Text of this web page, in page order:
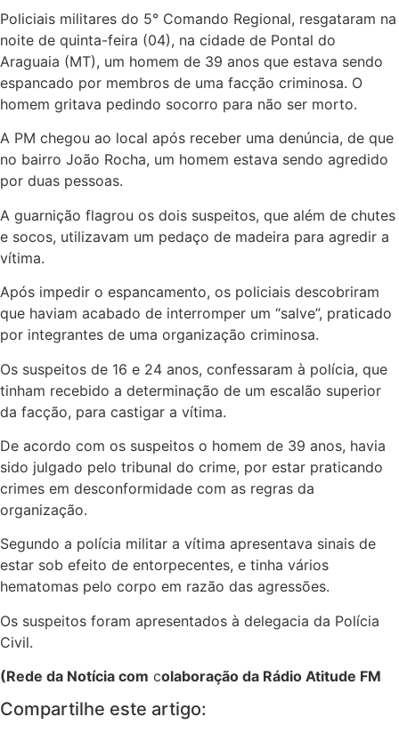
Policiais militares do 5° Comando Regional, resgataram na
noite de quinta-feira (04), na cidade de Pontal do
Araguaia (MT), um homem de 39 anos que estava sendo
espancado por membros de uma facção criminosa. O
homem gritava pedindo socorro para não ser morto.
A PM chegou ao local após receber uma denúncia, de que
no bairro João Rocha, um homem estava sendo agredido
por duas pessoas.
A guarnição flagrou os dois suspeitos, que além de chutes
e socos, utilizavam um pedaço de madeira para agredir a
vítima.
Após impedir o espancamento, os policiais descobriram
que haviam acabado de interromper um “salve”, praticado
por integrantes de uma organização criminosa.
Os suspeitos de 16 e 24 anos, confessaram à polícia, que
tinham recebido a determinação de um escalão superior
da facção, para castigar a vítima.
De acordo com os suspeitos o homem de 39 anos, havia
sido julgado pelo tribunal do crime, por estar praticando
crimes em desconformidade com as regras da
organização.
Segundo a polícia militar a vítima apresentava sinais de
estar sob efeito de entorpecentes, e tinha vários
hematomas pelo corpo em razão das agressões.
Os suspeitos foram apresentados à delegacia da Polícia
Civil.
(Rede da Notícia com colaboração da Rádio Atitude FM
Compartilhe este artigo: